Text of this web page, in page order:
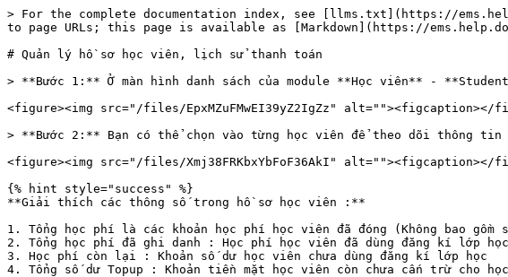
> For the complete documentation index, see [llms.txt](https://
to page URLs; this page is available as [Markdown](https://
# Quản lý hồ sơ học viên, lịch sử thanh toán
> **Bước 1:** Ở màn hình danh sách của module **Học viên** -
<figure><img src="/files/EpxMZuFMwEI39yZ2IgZz" alt=""><figcaption></
> **Bước 2:** Bạn có thể chọn vào từng học viên để theo dõi thông
<figure><img src="/files/Xmj38FRKbxYbFoF36AkI" alt=""><figcaption></
{% hint style="success" %}
**Giải thích các thông số trong hồ sơ học viên :**
1. Tổng học phí là các khoản học phí học viên đã đóng (Không bao gồm
2. Tổng học phí đã ghi danh : Học phí học viên đã dùng đăng kí lớp học
3. Học phí còn lại : Khoản số dư học viên chưa dùng đăng kí lớp học
4. Tổng số dư Topup : Khoản tiền mặt học viên còn chưa cấn trừ cho